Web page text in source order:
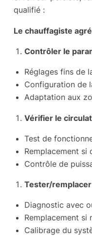
qualifié :
Le chauffagiste
Contrôler le
Réglages fins de
Configuration de
Adaptation aux
Vérifier le
Test de
Remplacement si
Contrôle de
Tester/
Diagnostic avec
Remplacement si
Calibrage du